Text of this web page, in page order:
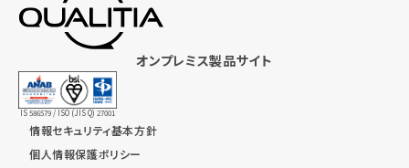
オンプレミス製品サイト
IS 586579 / ISO (JIS Q) 27001
情報セキュリティ基本方針
個人情報保護ポリシー